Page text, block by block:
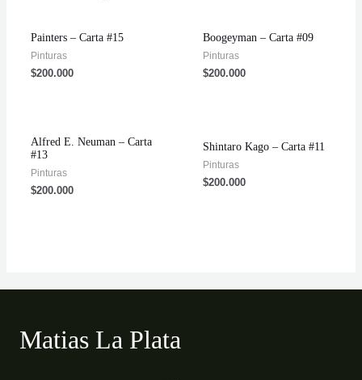
Painters – Carta #15
Pinturas
$200.000
Boogeyman – Carta #09
Pinturas
$200.000
Alfred E. Neuman – Carta
#13
Pinturas
$200.000
Shintaro Kago – Carta #11
Pinturas
$200.000
Matias La Plata